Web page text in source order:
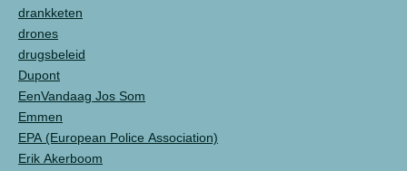
drankketen
drones
drugsbeleid
Dupont
EenVandaag Jos Som
Emmen
EPA (European Police Association)
Erik Akerboom